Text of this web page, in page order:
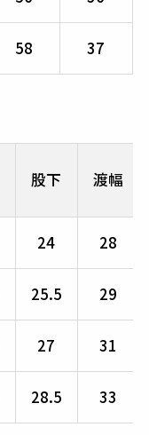
58 37
股下 渡幅
24 28
25.5 29
27 31
28.5 33